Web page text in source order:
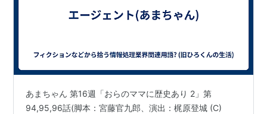
あまちゃん 第16週「おらのママに歴史あり 2」第
94,95,96話(脚本：宮藤官九郎、演出：梶原登城 (C)